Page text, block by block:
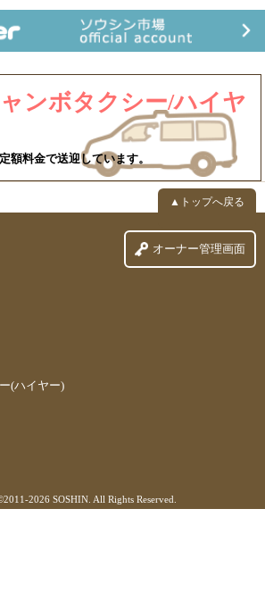
ンボタクシー/ハイヤ
料金で送迎しています。
▲トップへ戻る
(ハイヤー)
オーナー管理画面
2011-2026 SOSHIN. All Rights Reserved.